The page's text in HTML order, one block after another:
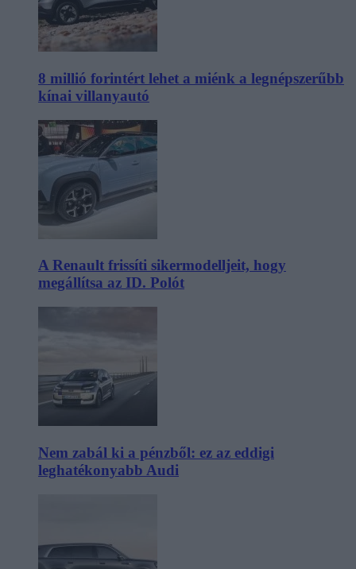
8 millió forintért lehet a miénk a legnépszerűbb
kínai villanyautó
A Renault frissíti sikermodelljeit, hogy
megállítsa az ID. Polót
Nem zabál ki a pénzből: ez az eddigi
leghatékonyabb Audi